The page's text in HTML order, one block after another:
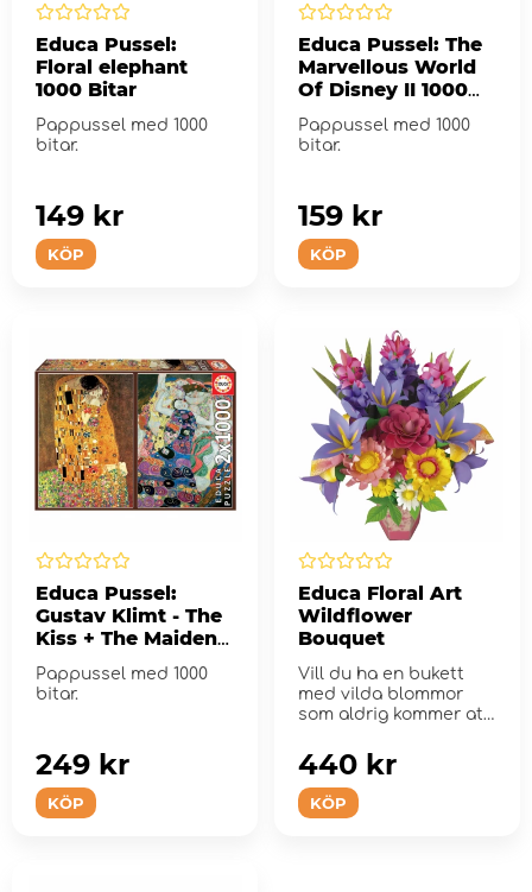
Educa Pussel:
Floral elephant
1000 Bitar
Pappussel med 1000
bitar.
KÖP
149 kr
Educa Pussel: The
Marvellous World
Of Disney II 1000
Bitar
Pappussel med 1000
bitar.
KÖP
159 kr
Educa Pussel:
Gustav Klimt - The
Kiss + The Maiden
Pappussel med 1000
bitar.
KÖP
249 kr
Educa Floral Art
Wildflower
Bouquet
Vill du ha en bukett
med vilda blommor
som aldrig kommer att
KÖP
440 kr